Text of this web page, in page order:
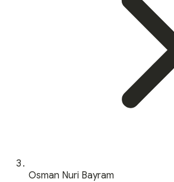
Osman Nuri Bayram